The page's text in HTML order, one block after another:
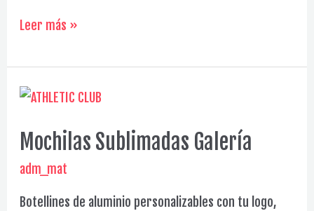
Polos
Sudaderas
Galería
Leer más »
Mochilas Sublimadas Galería
adm_mat
Botellines de aluminio personalizables con tu logo,